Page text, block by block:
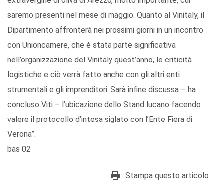
saremo presenti nel mese di maggio. Quanto al Vinitaly, il
Dipartimento affronterà nei prossimi giorni in un incontro
con Unioncamere, che è stata parte significativa
nell’organizzazione del Vinitaly quest’anno, le criticità
logistiche e ciò verrà fatto anche con gli altri enti
strumentali e gli imprenditori. Sarà infine discussa – ha
concluso Viti – l’ubicazione dello Stand lucano facendo
valere il protocollo d’intesa siglato con l’Ente Fiera di
Verona”.
bas 02
Stampa questo articolo